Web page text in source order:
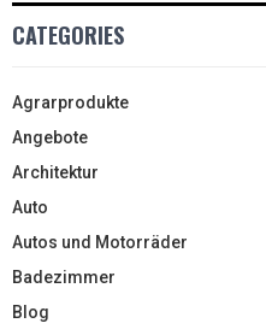
CATEGORIES
Agrarprodukte
Angebote
Architektur
Auto
Autos und Motorräder
Badezimmer
Blog